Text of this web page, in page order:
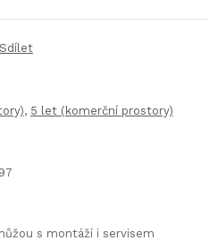
Sdílet
, 5 let (komerční prostory)
s montáží i servisem